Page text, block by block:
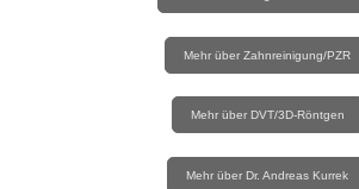
Mehr über Zahnreinigung/PZR
Mehr über DVT/3D-Röntgen
Mehr über Dr. Andreas Kurrek